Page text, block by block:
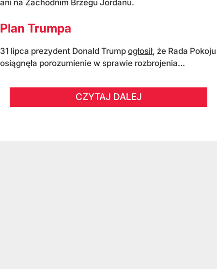
ani na Zachodnim Brzegu Jordanu.
Plan Trumpa
31 lipca prezydent Donald Trump ogłosił, że Rada Pokoju
osiągnęła porozumienie w sprawie rozbrojenia...
CZYTAJ DALEJ